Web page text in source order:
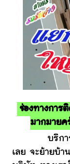
ช่องทางการ
มากมายค
บริการขนย้
เลย จะย้ายบ้